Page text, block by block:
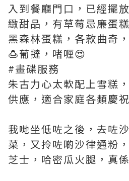
入到餐廳門口，已經擺
緻甜品，有草莓忌廉蛋
黑森林蛋糕，各款曲奇
🍮葡撻，啫喱😍
#畫碟服務
朱古力心太軟配上雪糕
供應，適合家庭各類慶
我哋坐低咗之後，去咗
菜，又拎咗啲沙律通粉
芝士，哈密瓜火腿，真